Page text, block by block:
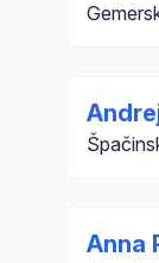
Anna